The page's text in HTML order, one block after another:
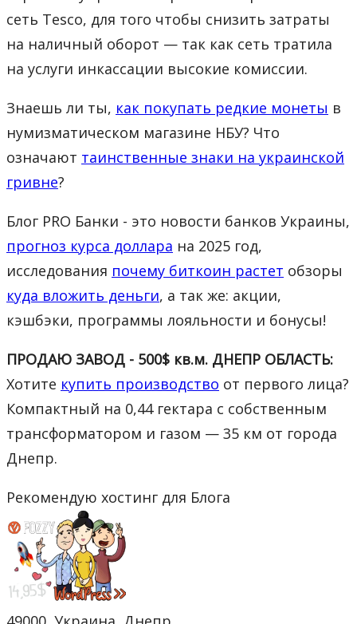
сеть Tesco, для того чтобы снизить затраты
на наличный оборот — так как сеть тратила
на услуги инкассации высокие комиссии.
Знаешь ли ты, как покупать редкие монеты в
нумизматическом магазине НБУ? Что
означают таинственные знаки на украинской
гривне?
Блог PRO Банки - это новости банков Украины,
прогноз курса доллара на 2025 год,
исследования почему биткоин растет обзоры
куда вложить деньги, а так же: акции,
кэшбэки, программы лояльности и бонусы!
ПРОДАЮ ЗАВОД - 500$ кв.м. ДНЕПР ОБЛАСТЬ:
Хотите купить производство от первого лица?
Компактный на 0,44 гектара с собственным
трансформатором и газом — 35 км от города
Днепр.
Рекомендую хостинг для Блога